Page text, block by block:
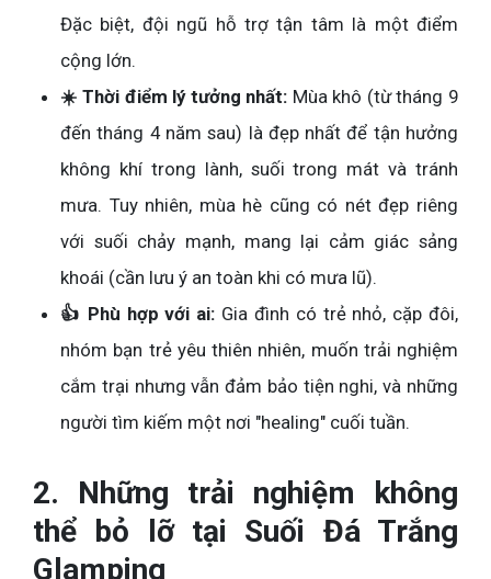
Đặc biệt, đội ngũ hỗ trợ tận tâm là một điểm
cộng lớn.
☀️ Thời điểm lý tưởng nhất: Mùa khô (từ tháng 9
đến tháng 4 năm sau) là đẹp nhất để tận hưởng
không khí trong lành, suối trong mát và tránh
mưa. Tuy nhiên, mùa hè cũng có nét đẹp riêng
với suối chảy mạnh, mang lại cảm giác sảng
khoái (cần lưu ý an toàn khi có mưa lũ).
👍 Phù hợp với ai: Gia đình có trẻ nhỏ, cặp đôi,
nhóm bạn trẻ yêu thiên nhiên, muốn trải nghiệm
cắm trại nhưng vẫn đảm bảo tiện nghi, và những
người tìm kiếm một nơi "healing" cuối tuần.
2. Những trải nghiệm không
thể bỏ lỡ tại Suối Đá Trắng
Glamping